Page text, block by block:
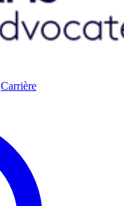
Carrière